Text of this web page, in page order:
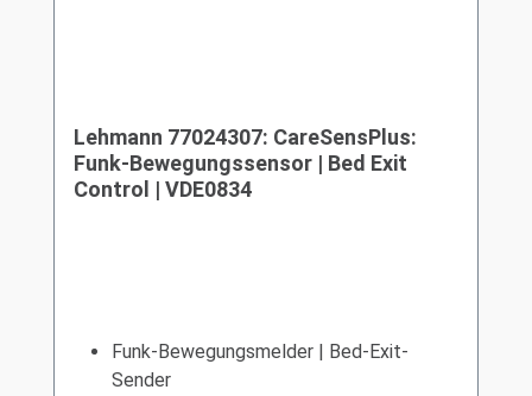
Lehmann 77024307: CareSensPlus:
Funk-Bewegungssensor | Bed Exit
Control | VDE0834
Funk-Bewegungsmelder | Bed-Exit-
Sender